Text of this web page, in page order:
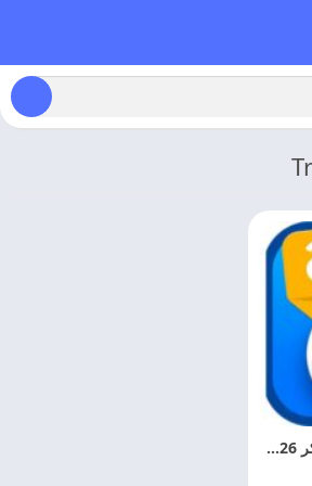
تحميل مترجم الصور مهكر 2026 Photo Translator اخر اصدار